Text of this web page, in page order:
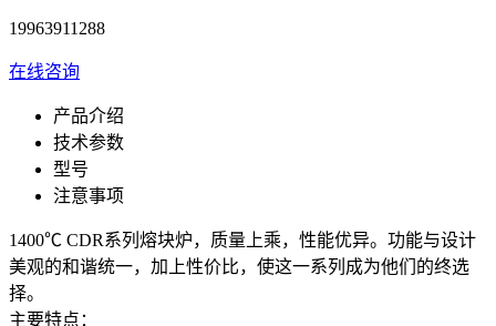
19963911288
在线咨询
产品介绍
技术参数
型号
注意事项
1400℃ CDR系列熔块炉，质量上乘，性能优异。功能与设计
美观的和谐统一，加上性价比，使这一系列成为他们的终选
择。
主要特点：